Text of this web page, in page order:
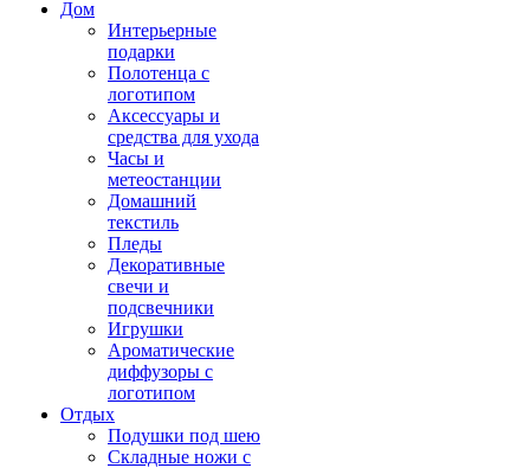
Дом
Интерьерные
подарки
Полотенца с
логотипом
Аксессуары и
средства для ухода
Часы и
метеостанции
Домашний
текстиль
Пледы
Декоративные
свечи и
подсвечники
Игрушки
Ароматические
диффузоры с
логотипом
Отдых
Подушки под шею
Складные ножи с